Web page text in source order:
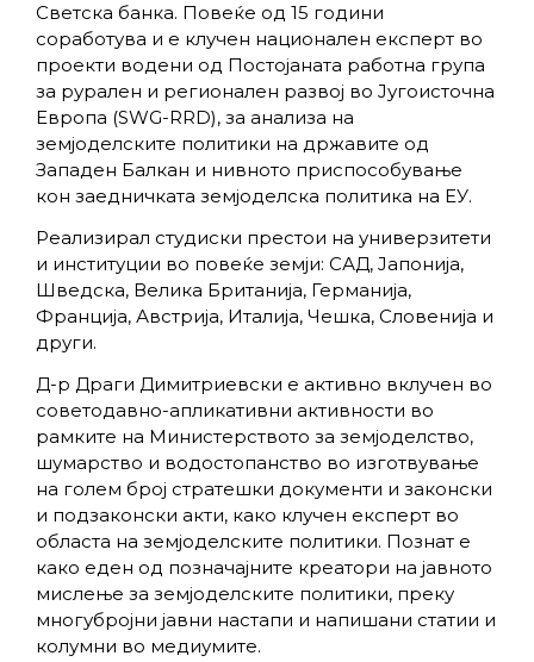
Светска банка. Повеќе од 15 години
соработува и е клучен национален експерт во
проекти водени од Постојаната работна група
за рурален и регионален развој во Југоисточна
Европа (SWG-RRD), за анализа на
земјоделските политики на државите од
Западен Балкан и нивното приспособување
кон заедничката земјоделска политика на ЕУ.
Реализирал студиски престои на универзитети
и институции во повеќе земји: САД, Јапонија,
Шведска, Велика Британија, Германија,
Франција, Австрија, Италија, Чешка, Словенија и
други.
Д-р Драги Димитриевски е активно вклучен во
советодавно-апликативни активности во
рамките на Министерството за земјоделство,
шумарство и водостопанство во изготвување
на голем број стратешки документи и законски
и подзаконски акти, како клучен експерт во
областа на земјоделските политики. Познат е
како еден од позначајните креатори на јавното
мислење за земјоделските политики, преку
многубројни јавни настапи и напишани статии и
колумни во медиумите.